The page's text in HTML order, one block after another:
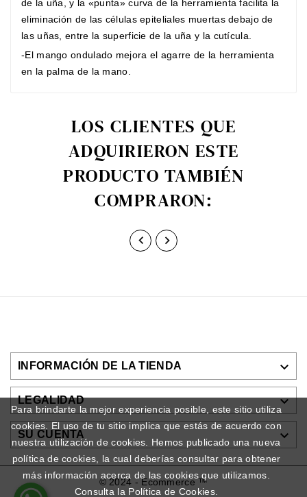
Para brindarte la mejor experiencia posible, este sitio utiliza
cookies. El uso de tu sitio implica que estás de acuerdo con
nuestra utilización de cookies. Hemos publicado una nueva
política de cookies, la cual deberías consultar para obtener
más información acerca de las cookies que utilizamos.
Consulta la Política de Cookies.
de la uña, y la «punta» curva de la herramienta facilita la
eliminación de las células epiteliales muertas debajo de
las uñas, entre la superficie de la uña y la cutícula.
-El mango ondulado mejora el agarre de la herramienta
en la palma de la mano.
LOS CLIENTES QUE
ADQUIRIERON ESTE
PRODUCTO TAMBIÉN
COMPRARON:
 
INFORMACIÓN DE LA TIENDA 
LEGALIDAD 
SU CUENTA 
© 2024 - Ecommerce ™